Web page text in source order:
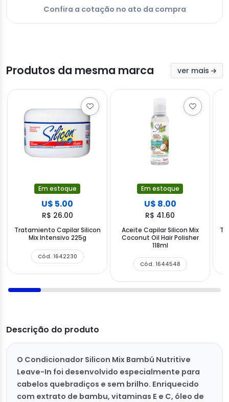
Confira a cotação no ato da compra
Produtos da mesma marca ver mais
Em estoque
U$ 5.00
R$ 26.00
Tratamiento Capilar Silicon
Mix Intensivo 225g
Cód. 1642230
Em estoque
U$ 8.00
R$ 41.60
Aceite Capilar Silicon Mix
Coconut Oil Hair Polisher
118ml
Cód. 1644548
Descrição do produto
O Condicionador Silicon Mix Bambú Nutritive
Leave-In foi desenvolvido especialmente para
cabelos quebradiços e sem brilho. Enriquecido
com extrato de bambu, vitaminas E e C, óleo de